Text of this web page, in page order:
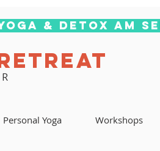
& Detox am
Personal Yoga Workshops